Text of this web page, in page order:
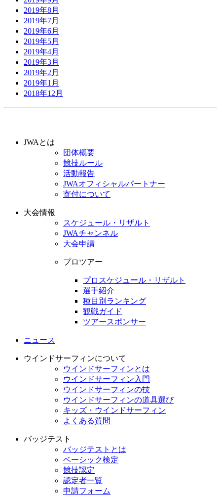
2019年8月
2019年7月
2019年6月
2019年5月
2019年4月
2019年3月
2019年2月
2019年1月
2018年12月
JWAとは
団体概要
競技ルール
活動報告
JWAオフィシャルパートナー
寄付について
大会情報
スケジュール・リザルト
JWAチャンネル
大会申請
プロツアー
プロスケジュール・リザルト
選手紹介
種目別ランキング
観戦ガイド
ツアースポンサー
ニュース
ウインドサーフィンについて
ウインドサーフィンとは
ウインドサーフィン入門
ウインドサーフィンの技
ウインドサーフィンの道具選び
キッズ・ウインドサーフィン
よくある質問
バッジテスト
バッジテストとは
ベーシック検定
競技認定
認定者一覧
申請フォーム